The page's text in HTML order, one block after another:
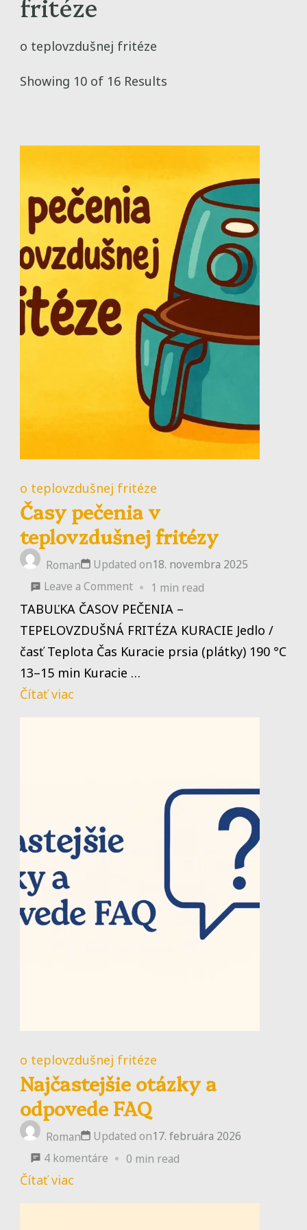
o teplovzdušnej fritéze
Showing 10 of 16 Results
o teplovzdušnej fritéze
Časy pečenia v
teplovzdušnej fritézy
Roman Updated on18. novembra 2025
Leave a Commenton
Časy
pečenia
v
1 min read
TABUĽKA ČASOV PEČENIA –
TEPELOVZDUŠNÁ FRITÉZA KURACIE Jedlo /
časť Teplota Čas Kuracie prsia (plátky) 190 °C
13–15 min Kuracie …
Čítať viac
o teplovzdušnej fritéze
Najčastejšie otázky a
odpovede FAQ
Roman Updated on17. februára 2026
4 komentáre na 0 min read
Čítať viac